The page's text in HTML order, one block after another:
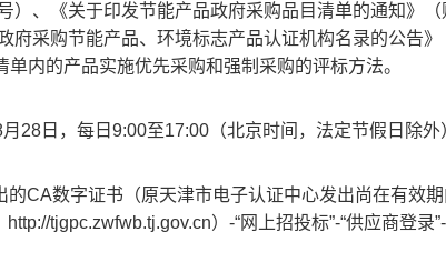
） 、《关于印发节能产品政府采购品目清单的通知》（
府采购节能产品、环境标志产品认证机构名录的公告》
单内的产品实施优先采购和强制采购的评标方法。
月 28 日，每日 9:00至17:00 （北京时间，法定节假日除外
的CA数字证书（原天津市电子认证中心发出尚在有效
http://tjgpc.zwfwb.tj.gov.cn） -“网上招投标”-“供应商登录”-